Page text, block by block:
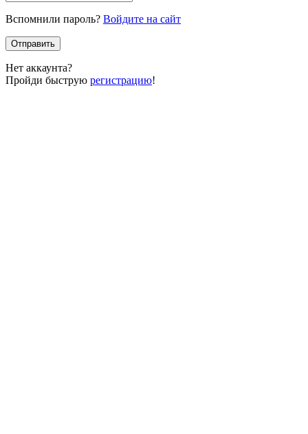
Вспомнили пароль? Войдите на сайт
Отправить
Нет аккаунта?
Пройди быструю регистрацию!